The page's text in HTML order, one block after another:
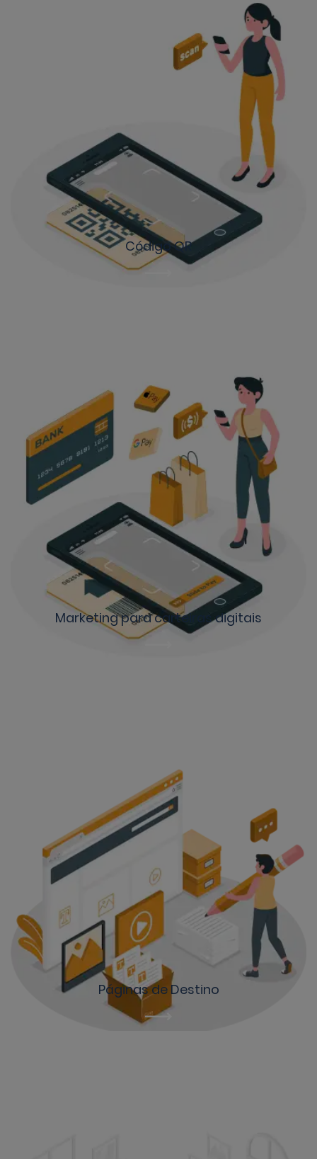
Código QR
Marketing para carteiras digitais
Páginas de Destino